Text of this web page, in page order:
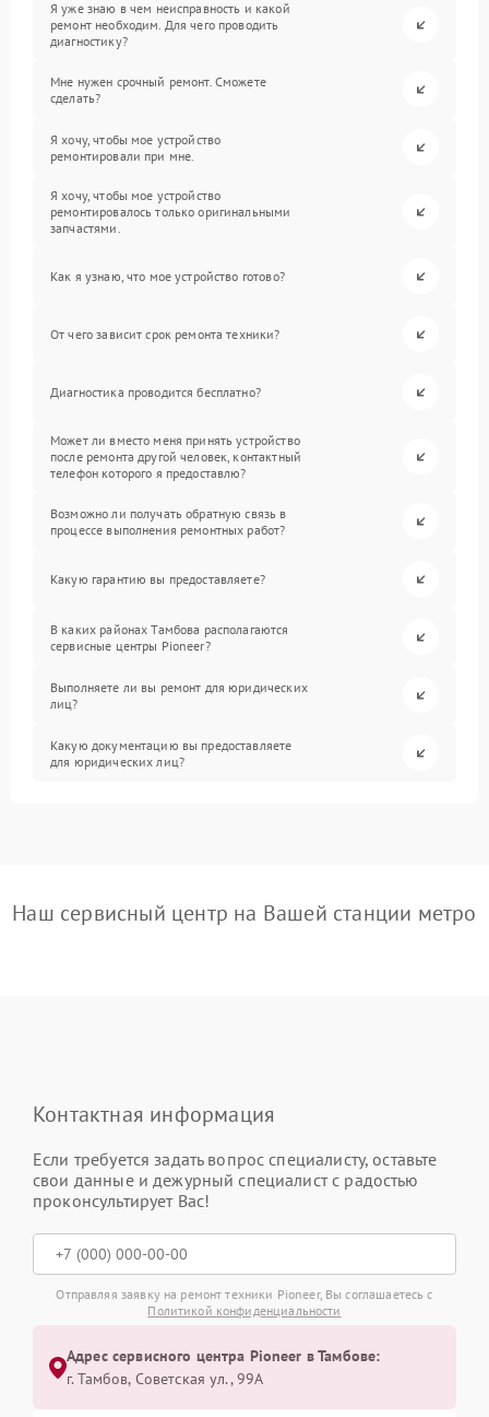
Я уже знаю в чем неисправность и какой
ремонт необходим. Для чего проводить
диагностику?
Мне нужен срочный ремонт. Сможете
сделать?
Я хочу, чтобы мое устройство
ремонтировали при мне.
Я хочу, чтобы мое устройство
ремонтировалось только оригинальными
запчастями.
Как я узнаю, что мое устройство готово?
От чего зависит срок ремонта техники?
Диагностика проводится бесплатно?
Может ли вместо меня принять устройство
после ремонта другой человек, контактный
телефон которого я предоставлю?
Возможно ли получать обратную связь в
процессе выполнения ремонтных работ?
Какую гарантию вы предоставляете?
В каких районах Тамбова располагаются
сервисные центры Pioneer?
Выполняете ли вы ремонт для юридических
лиц?
Какую документацию вы предоставляете
для юридических лиц?
Наш сервисный центр на Вашей станции метро
Контактная информация
Если требуется задать вопрос специалисту, оставьте
свои данные и дежурный специалист с радостью
проконсультирует Вас!
Отправляя заявку на ремонт техники Pioneer, Вы соглашаетесь с
Политикой конфиденциальности
Адрес сервисного центра Pioneer в Тамбове:
г. Тамбов, Советская ул., 99А